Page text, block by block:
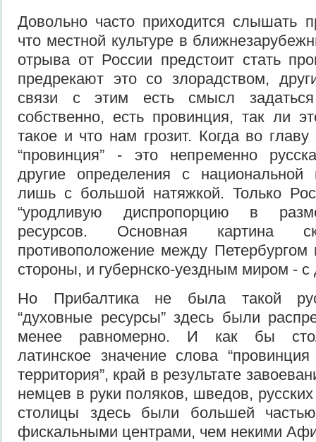
Довольно часто приходится слышать
что местной культуре в
отрыва от России предстоит стать
предрекают это со злорадством,
связи с этим есть смысл
собственно, есть провинция, так ли
такое и что нам грозит. Когда во главу
“провинция” - это непременно
другие определения с
лишь с большой натяжкой. Только
“уродливую диспропорцию в
ресурсов. Основная картина
противоположение между
стороны, и губернско-уездным миром - с
Но Прибалтика не была такой
“духовные ресурсы” здесь были
менее равномерно. И как бы
латинское значение слова
территория”, край в результате
немцев в руки поляков, шведов,
столицы здесь были большей частью
фискальными центрами, чем некими